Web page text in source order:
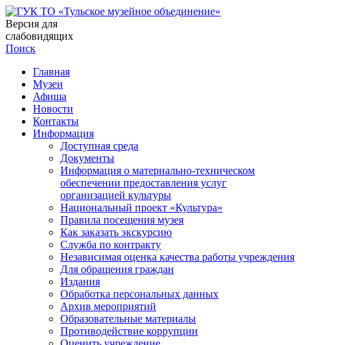
Версия для
слабовидящих
Поиск
Главная
Музеи
Афиша
Новости
Контакты
Информация
Доступная среда
Документы
Информация о материально-техническом
обеспечении предоставления услуг
организацией культуры
Национальный проект «Культура»
Правила посещения музея
Как заказать экскурсию
Служба по контракту
Независимая оценка качества работы учреждения
Для обращения граждан
Издания
Обработка персональных данных
Архив мероприятий
Образовательные материалы
Противодействие коррупции